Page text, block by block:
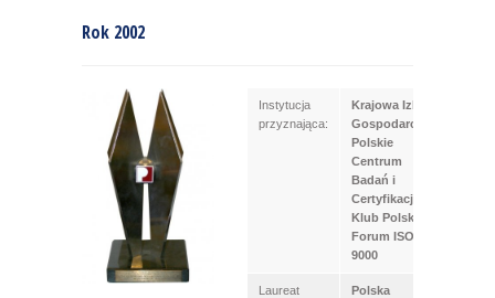
Rok 2002
Instytucja
przyznająca:
Krajowa Izba
Gospodarcza;
Polskie
Centrum
Badań i
Certyfikacji;
Klub Polski
Forum ISO
9000
Laureat
Polska